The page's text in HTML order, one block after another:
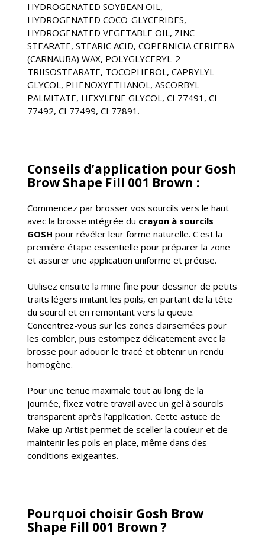
HYDROGENATED SOYBEAN OIL,
HYDROGENATED COCO-GLYCERIDES,
HYDROGENATED VEGETABLE OIL, ZINC
STEARATE, STEARIC ACID, COPERNICIA CERIFERA
(CARNAUBA) WAX, POLYGLYCERYL-2
TRIISOSTEARATE, TOCOPHEROL, CAPRYLYL
GLYCOL, PHENOXYETHANOL, ASCORBYL
PALMITATE, HEXYLENE GLYCOL, CI 77491, CI
77492, CI 77499, CI 77891.
Conseils d’application pour Gosh
Brow Shape Fill 001 Brown :
Commencez par brosser vos sourcils vers le haut
avec la brosse intégrée du crayon à sourcils
GOSH pour révéler leur forme naturelle. C'est la
première étape essentielle pour préparer la zone
et assurer une application uniforme et précise.
Utilisez ensuite la mine fine pour dessiner de petits
traits légers imitant les poils, en partant de la tête
du sourcil et en remontant vers la queue.
Concentrez-vous sur les zones clairsemées pour
les combler, puis estompez délicatement avec la
brosse pour adoucir le tracé et obtenir un rendu
homogène.
Pour une tenue maximale tout au long de la
journée, fixez votre travail avec un gel à sourcils
transparent après l'application. Cette astuce de
Make-up Artist permet de sceller la couleur et de
maintenir les poils en place, même dans des
conditions exigeantes.
Pourquoi choisir Gosh Brow
Shape Fill 001 Brown ?